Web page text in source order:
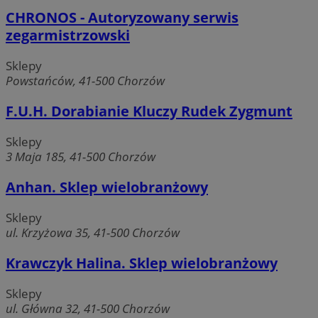
CHRONOS - Autoryzowany serwis
zegarmistrzowski
Sklepy
Powstańców, 41-500 Chorzów
F.U.H. Dorabianie Kluczy Rudek Zygmunt
Sklepy
3 Maja 185, 41-500 Chorzów
Anhan. Sklep wielobranżowy
Sklepy
ul. Krzyżowa 35, 41-500 Chorzów
Krawczyk Halina. Sklep wielobranżowy
Sklepy
ul. Główna 32, 41-500 Chorzów
Niezbędne Wydajność Targetowanie
kontem. Bez niezbędnych plików cookie nie można prawidłowo
Nazwa Provider/Domena
MvSessID mojchorzow.pl